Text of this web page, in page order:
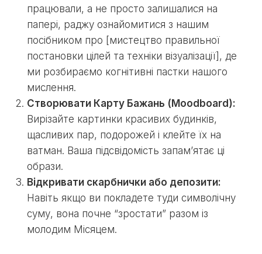
працювали, а не просто залишалися на
папері, раджу ознайомитися з нашим
посібником про [мистецтво правильної
постановки цілей та техніки візуалізації], де
ми розбираємо когнітивні пастки нашого
мислення.
Створювати Карту Бажань (Moodboard):
Вирізайте картинки красивих будинків,
щасливих пар, подорожей і клейте їх на
ватман. Ваша підсвідомість запам’ятає ці
образи.
Відкривати скарбнички або депозити:
Навіть якщо ви покладете туди символічну
суму, вона почне “зростати” разом із
молодим Місяцем.